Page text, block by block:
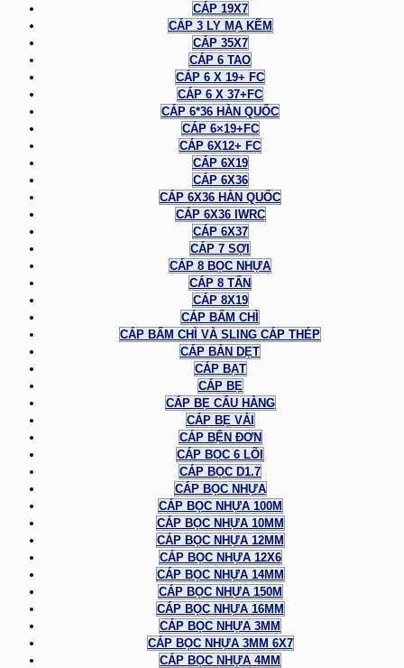
CÁP 19X7
CÁP 3 LY MẠ KẼM
CÁP 35X7
CÁP 6 TAO
CÁP 6 X 19+ FC
CÁP 6 X 37+FC
CÁP 6*36 HÀN QUỐC
CÁP 6×19+FC
CÁP 6X12+ FC
CÁP 6X19
CÁP 6X36
CÁP 6X36 HÀN QUỐC
CÁP 6X36 IWRC
CÁP 6X37
CÁP 7 SỢI
CÁP 8 BỌC NHỰA
CÁP 8 TẤN
CÁP 8X19
CÁP BẤM CHÌ
CÁP BẤM CHÌ VÀ SLING CÁP THÉP
CÁP BẢN DẸT
CÁP BẠT
CÁP BẸ
CÁP BẸ CẨU HÀNG
CÁP BẸ VẢI
CÁP BỆN ĐƠN
CÁP BỌC 6 LÕI
CÁP BỌC D1.7
CÁP BỌC NHỰA
CÁP BỌC NHỰA 100M
CÁP BỌC NHỰA 10MM
CÁP BỌC NHỰA 12MM
CÁP BỌC NHỰA 12X6
CÁP BỌC NHỰA 14MM
CÁP BỌC NHỰA 150M
CÁP BỌC NHỰA 16MM
CÁP BỌC NHỰA 3MM
CÁP BỌC NHỰA 3MM 6X7
CÁP BỌC NHỰA 4MM